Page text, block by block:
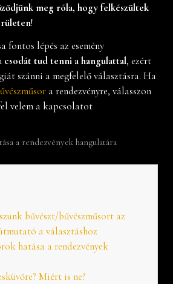
meg róla, hogy felkészültek
!
fontos lépés az esemény
csodát tud tenni a hangulattal, ezért
szánni a megfelelő választásra. Ha
a rendezvényre, válasszon
velem a kapcsolatot
a rendezvények hangulatára
bűvészt/bűvészműsort az
a választáshoz
hatása a rendezvények
Miért is ne?